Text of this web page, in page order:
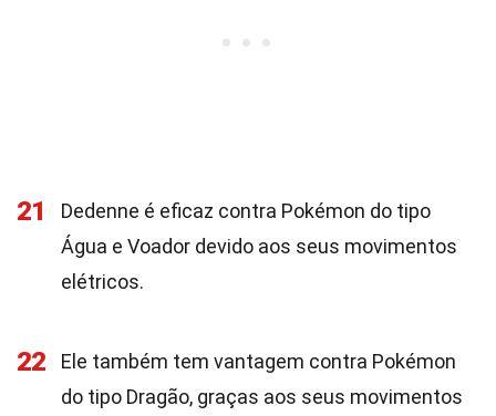
21
Dedenne é eficaz contra Pokémon do tipo
Água e Voador devido aos seus movimentos
elétricos.
22
Ele também tem vantagem contra Pokémon
do tipo Dragão, graças aos seus movimentos